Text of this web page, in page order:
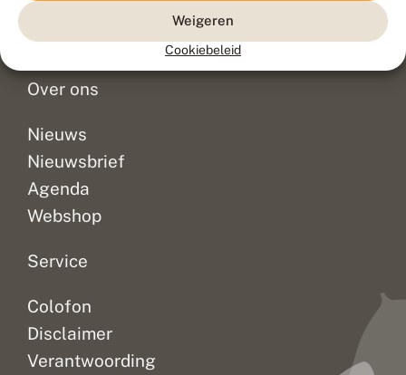
Weigeren
Cookiebeleid
Doneer
Over ons
Nieuws
Nieuwsbrief
Agenda
Webshop
Service
Colofon
Disclaimer
Verantwoording